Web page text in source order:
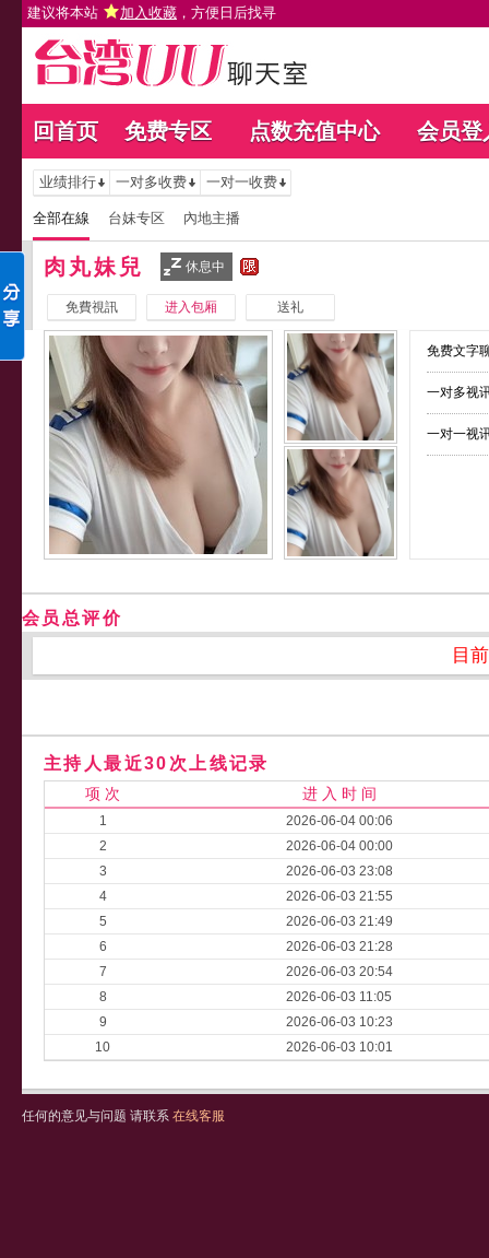
建议将本站 加入收藏 ，方便日后找寻
回首页 免费专区 点数充值中心 会员登
业绩排行 一对多收费 一对一收费
全部在線 台妹专区 內地主播
肉丸妹兒 休息中
免費視訊 进入包厢 送礼
免费文字
一对多视
一对一视
会员总评价
目
主持人最近30次上线记录
项 次 进 入 时 间
1
2026-06-04 00:06
2
2026-06-04 00:00
3
2026-06-03 23:08
4
2026-06-03 21:55
5
2026-06-03 21:49
6
2026-06-03 21:28
7
2026-06-03 20:54
8
2026-06-03 11:05
9
2026-06-03 10:23
10
2026-06-03 10:01
任何的意见与问题 请联系 在线客服